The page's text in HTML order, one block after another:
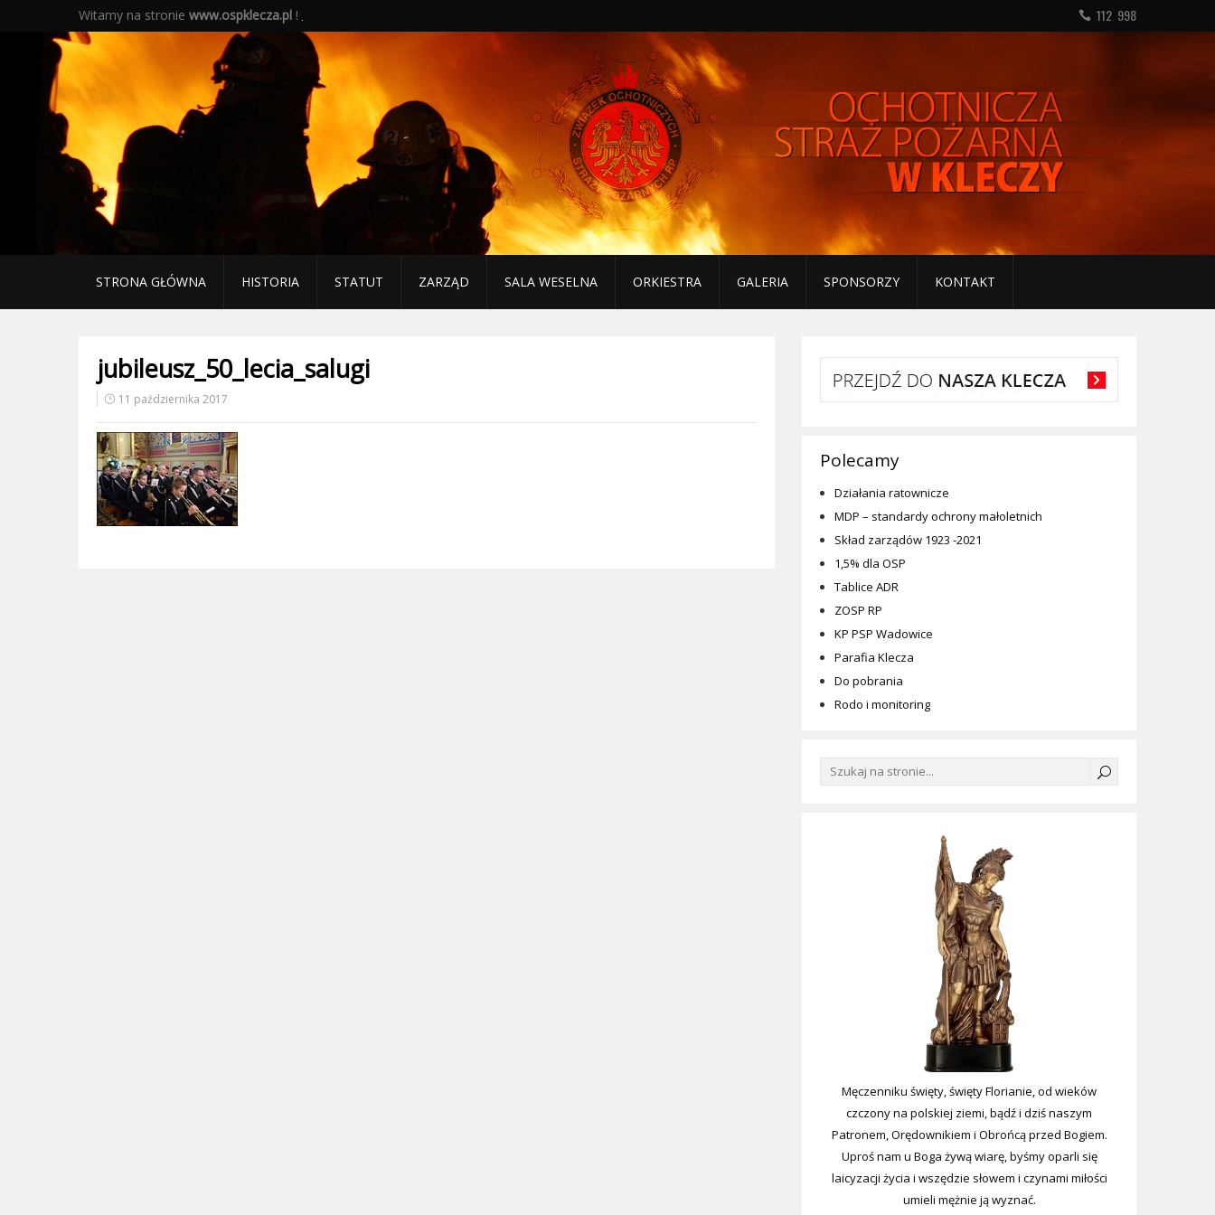
112 998
Witamy na stronie www.ospklecza.pl !
STRONA GŁÓWNA HISTORIA STATUT ZARZĄD SALA WESELNA ORKIESTRA GALERIA SPONSORZY KONTAKT
jubileusz_50_lecia_salugi
11 października 2017
Polecamy
Działania ratownicze
MDP – standardy ochrony małoletnich
Skład zarządów 1923 -2021
1,5% dla OSP
Tablice ADR
ZOSP RP
KP PSP Wadowice
Parafia Klecza
Do pobrania
Rodo i monitoring
Męczenniku święty, święty Florianie, od wieków
czczony na polskiej ziemi, bądź i dziś naszym
Patronem, Orędownikiem i Obrońcą przed Bogiem.
Uproś nam u Boga żywą wiarę, byśmy oparli się
laicyzacji życia i wszędzie słowem i czynami miłości
umieli mężnie ją wyznać.